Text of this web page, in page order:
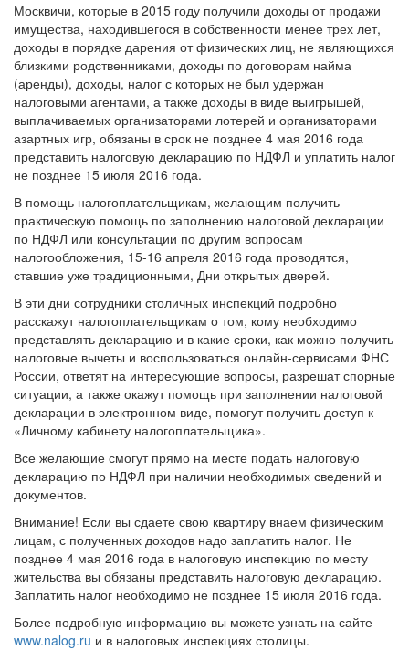
Москвичи, которые в 2015 году получили доходы от продажи
имущества, находившегося в собственности менее трех лет,
доходы в порядке дарения от физических лиц, не являющихся
близкими родственниками, доходы по договорам найма
(аренды), доходы, налог с которых не был удержан
налоговыми агентами, а также доходы в виде выигрышей,
выплачиваемых организаторами лотерей и организаторами
азартных игр, обязаны в срок не позднее 4 мая 2016 года
представить налоговую декларацию по НДФЛ и уплатить налог
не позднее 15 июля 2016 года.
В помощь налогоплательщикам, желающим получить
практическую помощь по заполнению налоговой декларации
по НДФЛ или консультации по другим вопросам
налогообложения, 15-16 апреля 2016 года проводятся,
ставшие уже традиционными, Дни открытых дверей.
В эти дни сотрудники столичных инспекций подробно
расскажут налогоплательщикам о том, кому необходимо
представлять декларацию и в какие сроки, как можно получить
налоговые вычеты и воспользоваться онлайн-сервисами ФНС
России, ответят на интересующие вопросы, разрешат спорные
ситуации, а также окажут помощь при заполнении налоговой
декларации в электронном виде, помогут получить доступ к
«Личному кабинету налогоплательщика».
Все желающие смогут прямо на месте подать налоговую
декларацию по НДФЛ при наличии необходимых сведений и
документов.
Внимание! Если вы сдаете свою квартиру внаем физическим
лицам, с полученных доходов надо заплатить налог. Не
позднее 4 мая 2016 года в налоговую инспекцию по месту
жительства вы обязаны представить налоговую декларацию.
Заплатить налог необходимо не позднее 15 июля 2016 года.
Более подробную информацию вы можете узнать на сайте
www.nalog.ru и в налоговых инспекциях столицы.